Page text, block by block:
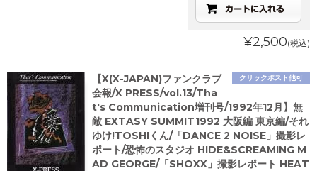
¥2,500(税込)
クリックポスト他可
【X(X-JAPAN)ファンクラブ
会報/X PRESS/vol.13/Tha
t's Communication増刊号/1992年12月】無
敵 EXTASY SUMMIT1992 大阪編 東京編/それ
ゆけ!TOSHIくん/「DANCE 2 NOISE」撮影レ
ポート/恐怖のスタジオ HIDE&SCREAMING M
AD GEORGE/「SHOXX」撮影レポート HEAT